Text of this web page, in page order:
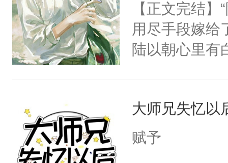
【正文完结
用尽手段嫁给
陆以朝心里有
情，他以为，
夜祁砚清缩在
大师兄失忆以
赋予